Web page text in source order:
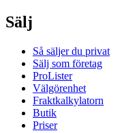
Sälj
Så säljer du privat
Sälj som företag
ProLister
Välgörenhet
Fraktkalkylatorn
Butik
Priser